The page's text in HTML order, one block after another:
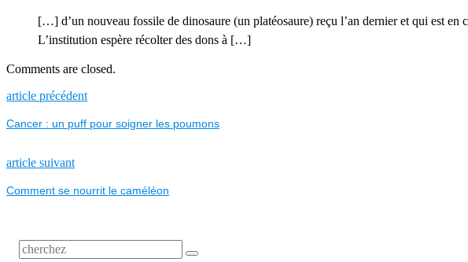
[…] d’un nouveau fossile de dinosaure (un platéosaure) reçu l’an dernier et qui est
L’institution espère récolter des dons à […]
Comments are closed.
NAVIGATION
DE
L’ARTICLE
article précédentPrevious
Cancer : un puff pour soigner les poumons
article suivantNext
Comment se nourrit le caméléon